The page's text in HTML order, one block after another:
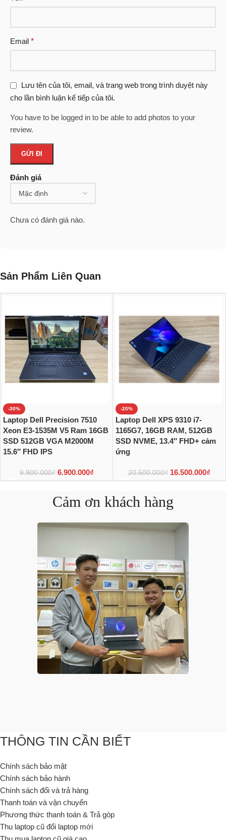
Đánh giá
Chưa có đánh giá nào.
Email *
Lưu tên của tôi, email, và trang web trong trình duyệt này
cho lần bình luận kế tiếp của tôi.
You have to be logged in to be able to add photos to your
review.
Sản Phẩm Liên Quan
-30%
Laptop Dell Precision 7510
Xeon E3-1535M V5 Ram 16GB
SSD 512GB VGA M2000M
15.6″ FHD IPS
9.900.000₫ 6.900.000₫
-20%
Laptop Dell XPS 9310 i7-
1165G7, 16GB RAM, 512GB
SSD NVME, 13.4″ FHD+ cảm
ứng
20.500.000₫ 16.500.000₫
Cảm ơn khách hàng
THÔNG TIN CẦN BIẾT
Chính sách bảo mật
Chính sách bảo hành
Chính sách đổi và trả hàng
Thanh toán và vận chuyển
Phương thức thanh toán & Trả góp
Thu laptop cũ đổi laptop mới